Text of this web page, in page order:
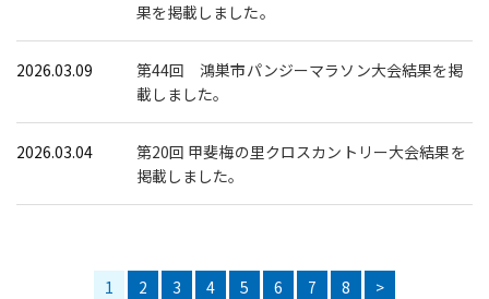
果を掲載しました。
2026.03.09
第44回 鴻巣市パンジーマラソン大会結果を掲
載しました。
2026.03.04
第20回 甲斐梅の里クロスカントリー大会結果を
掲載しました。
1 2 3 4 5 6 7 8 >